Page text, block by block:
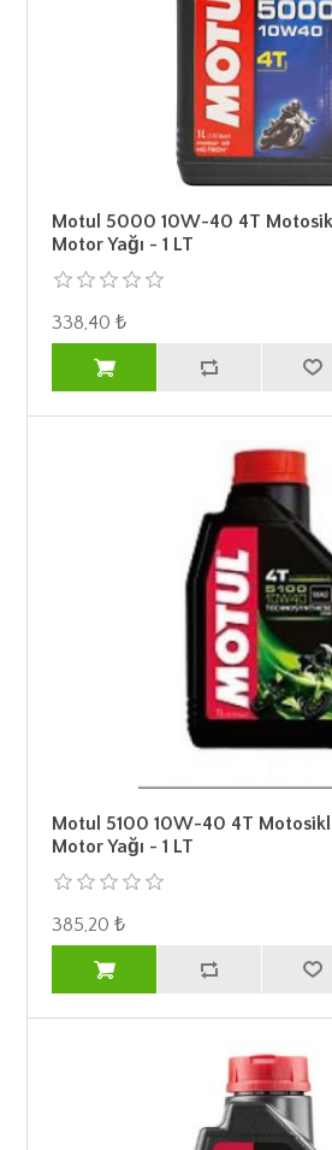
Motul 5000 10W-40 4T
Motor Yağı - 1 LT
338,40 ₺
Motul 5100 10W-40 4T
Motor Yağı - 1 LT
385,20 ₺